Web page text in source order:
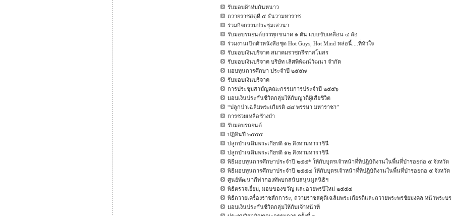
รับมอบผ้าห่มกันหนาว
ถวายราชสดุดี ๕ ธันวามหาราช
ร่วมกิจกรรมประชุมเสวนา
รับมอบรถยนต์บรรทุกขนาด ๑ ตัน แบบขับเคลื่อน ๔ ล้อ
ร่วมงานเปิดตัวหนังสือชุด Hot Guys, Hot Mind หล่อนี้....ที่หัวใจ
รับมอบเงินบริจาค สมาคมราชกรีฑาสโมสร
รับมอบเงินบริจาค บริษัท เลิศพิพัฒน์วัฒนา จำกัด
มอบทุนการศึกษา ประจำปี ๒๕๕๗
รับมอบเงินบริจาค
การประชุมสามัญคณะกรรมการประจำปี ๒๕๕๖
มอบเงินประกันชีวิตกลุ่มให้กับญาติผู้เสียชีวิต
“ปลูกป่าเฉลิมพระเกียรติ ๘๔ พรรษา มหาราชา”
การช่วยเหลือช้างป่า
รับมอบรถยนต์
ปฏิทินปี ๒๕๕๕
ปลูกป่าเฉลิมพระเกียรติ ๑๒ สิงหามหาราชินี
ปลูกป่าเฉลิมพระเกียรติ ๑๒ สิงหามหาราชินี
พิธีมอบทุนการศึกษาประจำปี ๒๕๕* ให้กับบุตรเจ้าหน้าที่ที่ปฏิบัติงานในพื้นที่ป่ารอยต่อ ๕ จังหวัด
พิธีมอบทุนการศึกษาประจำปี ๒๕๕๔ ให้กับบุตรเจ้าหน้าที่ที่ปฏิบัติงานในพื้นที่ป่ารอยต่อ ๕ จังหวัด
ศูนย์พัฒนากีฬากองทัพบกสนับสนุนมูลนิธิฯ
พิธีตรวจเยี่ยม, มอบของขวัญ และอวยพรปีใหม่ ๒๕๕๔
พิธีถวายเครื่องราชสักการะ, ถวายราชสดุดีเฉลิมพระเกียรติและถวายพระพรชัยมงคล หน้าพระ
มอบเงินประกันชีวิตกลุ่มให้กับเจ้าหน้าที่